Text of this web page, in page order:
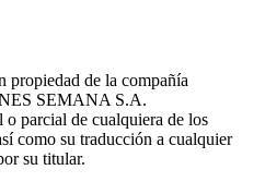
propiedad de la compañía
SEMANA S.A.
parcial de cualquiera de los
como su traducción a cualquier
su titular.